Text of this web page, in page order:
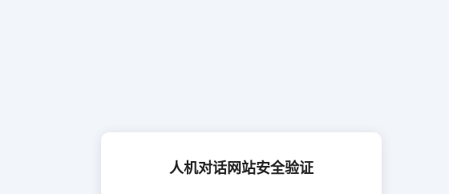
人机对话网站安全验证